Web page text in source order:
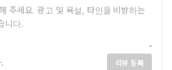
극적인 주인공조차도 그 낯선 사람과의 대
던 블레이크니는 제정신이 아닌 것처럼
구걸을 하는 아름다운 여성을 만난다. 그
리뷰 등록